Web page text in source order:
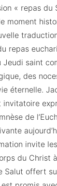
« repas
moment
repas
Jeudi saint
des
éternelle.
invitatoire
de
invite
du Christ
Salut offert